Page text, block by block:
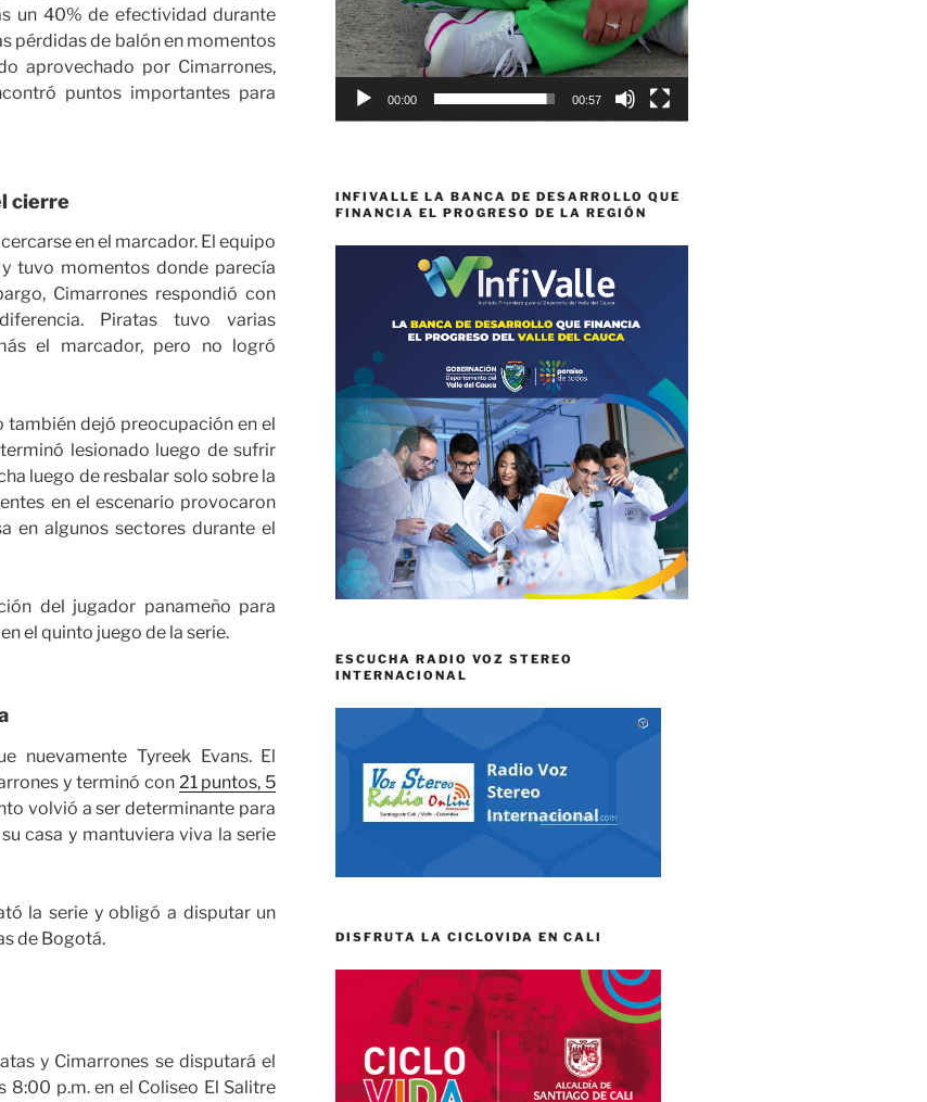
un 40% de efectividad durante
pérdidas de balón en momentos
aprovechado por Cimarrones,
puntos importantes para
cierre
en el marcador. El equipo
tuvo momentos donde parecía
Cimarrones respondió con
Piratas tuvo varias
el marcador, pero no logró
dejó preocupación en el
lesionado luego de sufrir
luego de resbalar solo sobre la
en el escenario provocaron
en algunos sectores durante el
del jugador panameño para
el quinto juego de la serie.
nuevamente Tyreek Evans. El
y terminó con 21 puntos, 5
volvió a ser determinante para
casa y mantuviera viva la serie
la serie y obligó a disputar un
de Bogotá.
y Cimarrones se disputará el
p.m. en el Coliseo El Salitre
00:00 00:57
INFIVALLE LA BANCA DE DESARROLLO QUE
FINANCIA EL PROGRESO DE LA REGIÓN
ESCUCHA RADIO VOZ STEREO
INTERNACIONAL
DISFRUTA LA CICLOVIDA EN CALI